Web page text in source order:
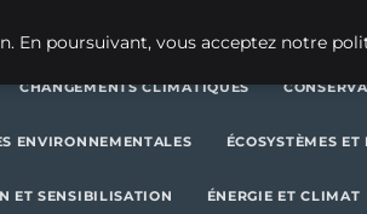
CHANGEMENTS CLIMATIQUES
ENVIRONNEMENTALES ÉCOSYSTÈMES
ET SENSIBILISATION ÉNERGIE ET CLIMAT
En poursuivant, vous acceptez notre